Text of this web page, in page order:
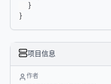
}
}
项目信息
作者